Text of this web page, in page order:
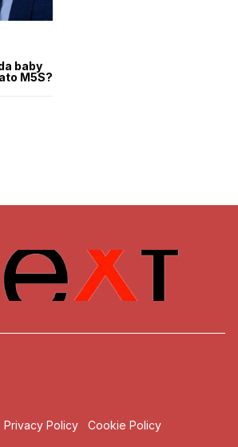
baby
M5S?
Privacy Policy
Cookie Policy